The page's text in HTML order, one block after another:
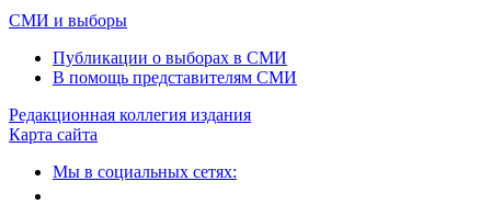
СМИ и выборы
Публикации о выборах в СМИ
В помощь представителям СМИ
Редакционная коллегия издания
Карта сайта
Мы в социальных сетях: